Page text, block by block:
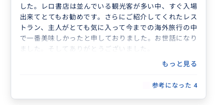
した。レロ書店は並んでいる観光客が多い中、すぐ入場
出来てとてもお勧めです。さらにご紹介してくれたレス
トラン、主人がとても気に入って今までの海外旅行の中
で一番美味しかったと申しておりました。お世話になり
ました。そしてありがとうございました。
もっと見る
参考になった 4